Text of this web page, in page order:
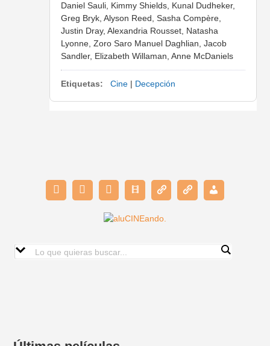
Daniel Sauli, Kimmy Shields, Kunal Dudheker,
Greg Bryk, Alyson Reed, Sasha Compère,
Justin Dray, Alexandria Rousset, Natasha
Lyonne, Zoro Saro Manuel Daghlian, Jacob
Sandler, Elizabeth Willaman, Anne McDaniels
Etiquetas: Cine | Decepción